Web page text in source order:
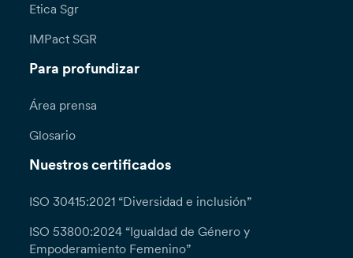
Etica Sgr
IMPact SGR
Para profundizar
Área prensa
Glosario
Nuestros certificados
ISO 30415:2021 “Diversidad e inclusión”
ISO 53800:2024 “Igualdad de Género y
Empoderamiento Femenino”